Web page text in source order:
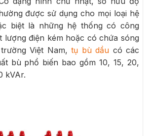
được sử dụng cho mọi loại hệ
biệt là những hệ thống có công
lượng điện kém hoặc có chứa sóng
Việt Nam,tụ bù dầu có các
bù phổ biến bao gồm 10, 15, 20,
kVAr.